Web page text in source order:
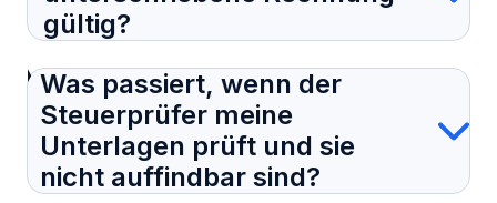
gültig?
Was passiert, wenn der
Steuerprüfer meine
Unterlagen prüft und sie
nicht auffindbar sind?